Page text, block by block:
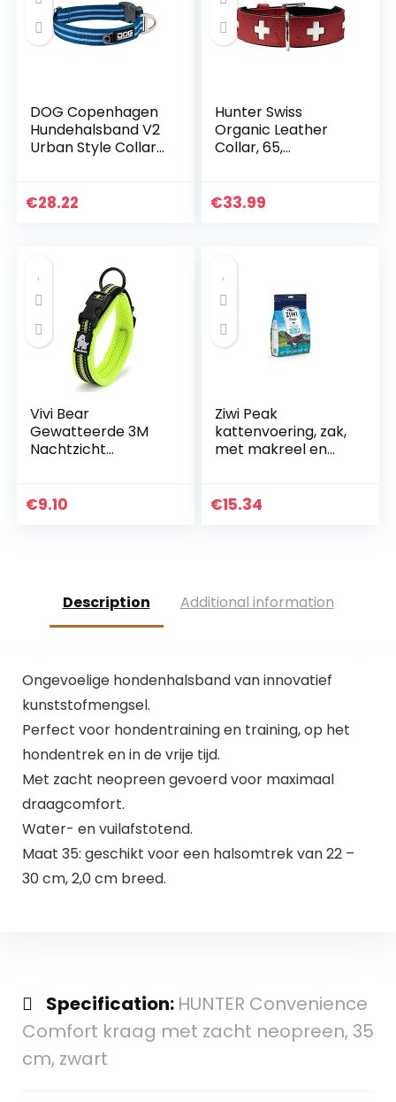
DOG Copenhagen
Hundehalsband V2
Urban Style Collar
€28.22
Hunter Swiss
Organic Leather
Collar, 65,
€33.99
Vivi Bear
Gewatteerde 3M
Nachtzicht
Ademend Mesh
Kleine/Medium/Gro
te Honden,
Gemakkelijk Gesp
40-45cm))
€9.10
Ziwi Peak
kattenvoering, zak,
met makreel en
€15.34
Description Additional information
Ongevoelige hondenhalsband van innovatief
kunststofmengsel.
Perfect voor hondentraining en training, op het
hondentrek en in de vrije tijd.
Met zacht neopreen gevoerd voor maximaal
draagcomfort.
Water- en vuilafstotend.
Maat 35: geschikt voor een halsomtrek van 22 –
30 cm, 2,0 cm breed.
Specification: HUNTER Convenience
Comfort kraag met zacht neopreen, 35
cm, zwart